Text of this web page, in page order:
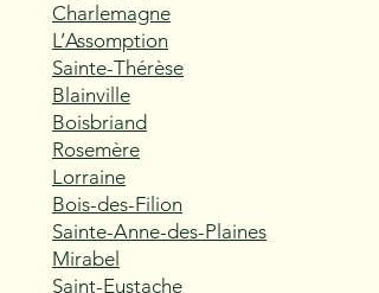
Charlemagne
L’Assomption
Sainte-Thérèse
Blainville
Boisbriand
Rosemère
Lorraine
Bois-des-Filion
Sainte-Anne-des-Plaines
Mirabel
Saint-Eustache